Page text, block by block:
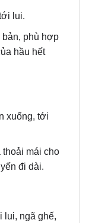
hầu hết
mái cho
đi dài.
cấp nhất